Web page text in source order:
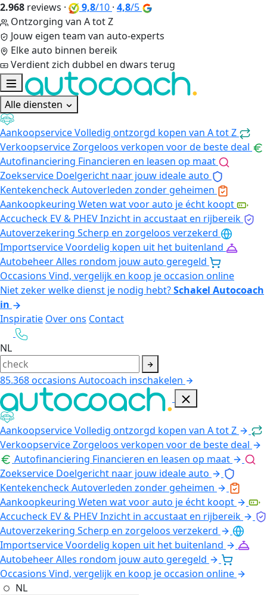
2.968 reviews · 9,8/10 · 4,8/5
Ontzorging van A tot Z
Jouw eigen team van auto-experts
Elke auto binnen bereik
Verdient zich dubbel en dwars terug
Alle diensten
AankoopserviceVolledig ontzorgd kopen van A tot Z
VerkoopserviceZorgeloos verkopen voor de beste deal
Autofinanciering Financieren en leasen op maat
Zoekservice Doelgericht naar jouw ideale auto
KentekencheckAutoverleden zonder geheimen
Aankoopkeuring Weten wat voor auto je écht koopt
Accucheck EV & PHEVInzicht in accustaat en rijbereik
Autoverzekering Scherp en zorgeloos verzekerd
ImportserviceVoordelig kopen uit het buitenland
AutobeheerAlles rondom jouw auto geregeld
Occasions Vind, vergelijk en koop je occasion online
Niet zeker welke dienst je nodig hebt?Schakel Autocoach
in
Inspiratie Over ons Contact
NL
85.368occasions Autocoach inschakelen
AankoopserviceVolledig ontzorgd kopen van A tot Z
VerkoopserviceZorgeloos verkopen voor de beste deal
Autofinanciering Financieren en leasen op maat
Zoekservice Doelgericht naar jouw ideale auto
KentekencheckAutoverleden zonder geheimen
Aankoopkeuring Weten wat voor auto je écht koopt
Accucheck EV & PHEVInzicht in accustaat en rijbereik
Autoverzekering Scherp en zorgeloos verzekerd
ImportserviceVoordelig kopen uit het buitenland
AutobeheerAlles rondom jouw auto geregeld
Occasions Vind, vergelijk en koop je occasion online
NL